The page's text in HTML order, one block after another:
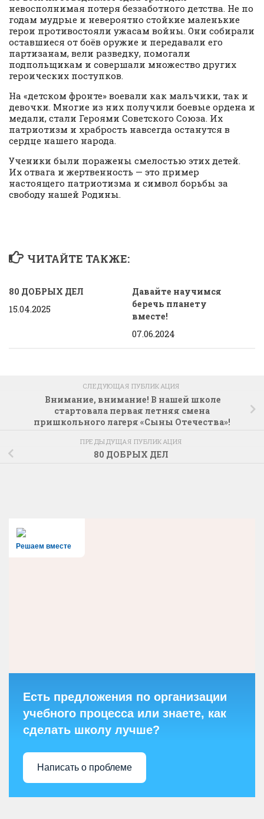
невосполнимая потеря беззаботного детства. Не по
годам мудрые и невероятно стойкие маленькие
герои противостояли ужасам войны. Они собирали
оставшиеся от боёв оружие и передавали его
партизанам, вели разведку, помогали
подпольщикам и совершали множество других
героических поступков.
На «детском фронте» воевали как мальчики, так и
девочки. Многие из них получили боевые ордена и
медали, стали Героями Советского Союза. Их
патриотизм и храбрость навсегда останутся в
сердце нашего народа.
Ученики были поражены смелостью этих детей.
Их отвага и жертвенность — это пример
настоящего патриотизма и символ борьбы за
свободу нашей Родины.
ЧИТАЙТЕ ТАКЖЕ:
80 ДОБРЫХ ДЕЛ ️
15.04.2025
Давайте научимся
беречь планету
вместе!
07.06.2024
СЛЕДУЮЩАЯ ПУБЛИКАЦИЯ
Внимание, внимание! В нашей школе
стартовала первая летняя смена
пришкольного лагеря «Сыны Отечества»!
ПРЕДЫДУЩАЯ ПУБЛИКАЦИЯ
80 ДОБРЫХ ДЕЛ
Решаем вместе
Есть предложения по организации
учебного процесса или знаете, как
сделать школу лучше?
Написать о проблеме